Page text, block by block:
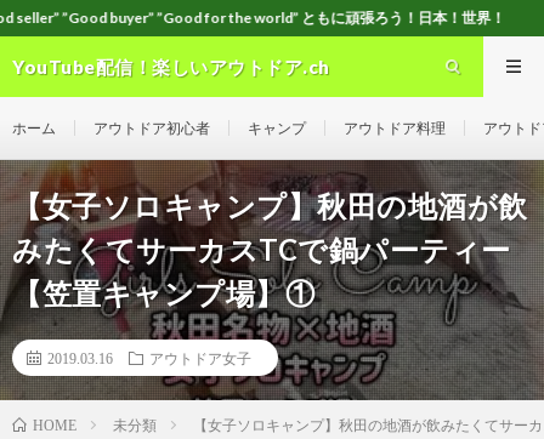
”Good for the world” ともに頑張ろう！日本！世界！
YouTube配信！楽しいアウトドア.ch
ホーム アウトドア初心者 キャンプ アウトドア料理 アウト
【女子ソロキャンプ】秋田の地酒が飲
みたくてサーカスTCで鍋パーティー
【笠置キャンプ場】①
2019.03.16 アウトドア女子
HOME 未分類 【女子ソロキャンプ】秋田の地酒が飲みたくてサ